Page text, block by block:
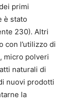
primi
è stato
230). Altri
con l’utilizzo di
micro polveri
naturali di
nuovi prodotti
la